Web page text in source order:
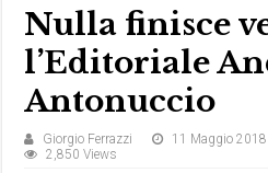
Nulla finisce
l’Editoriale
Antonuccio
Giorgio Ferrazzi 11 Maggio 2018
2,850 Views